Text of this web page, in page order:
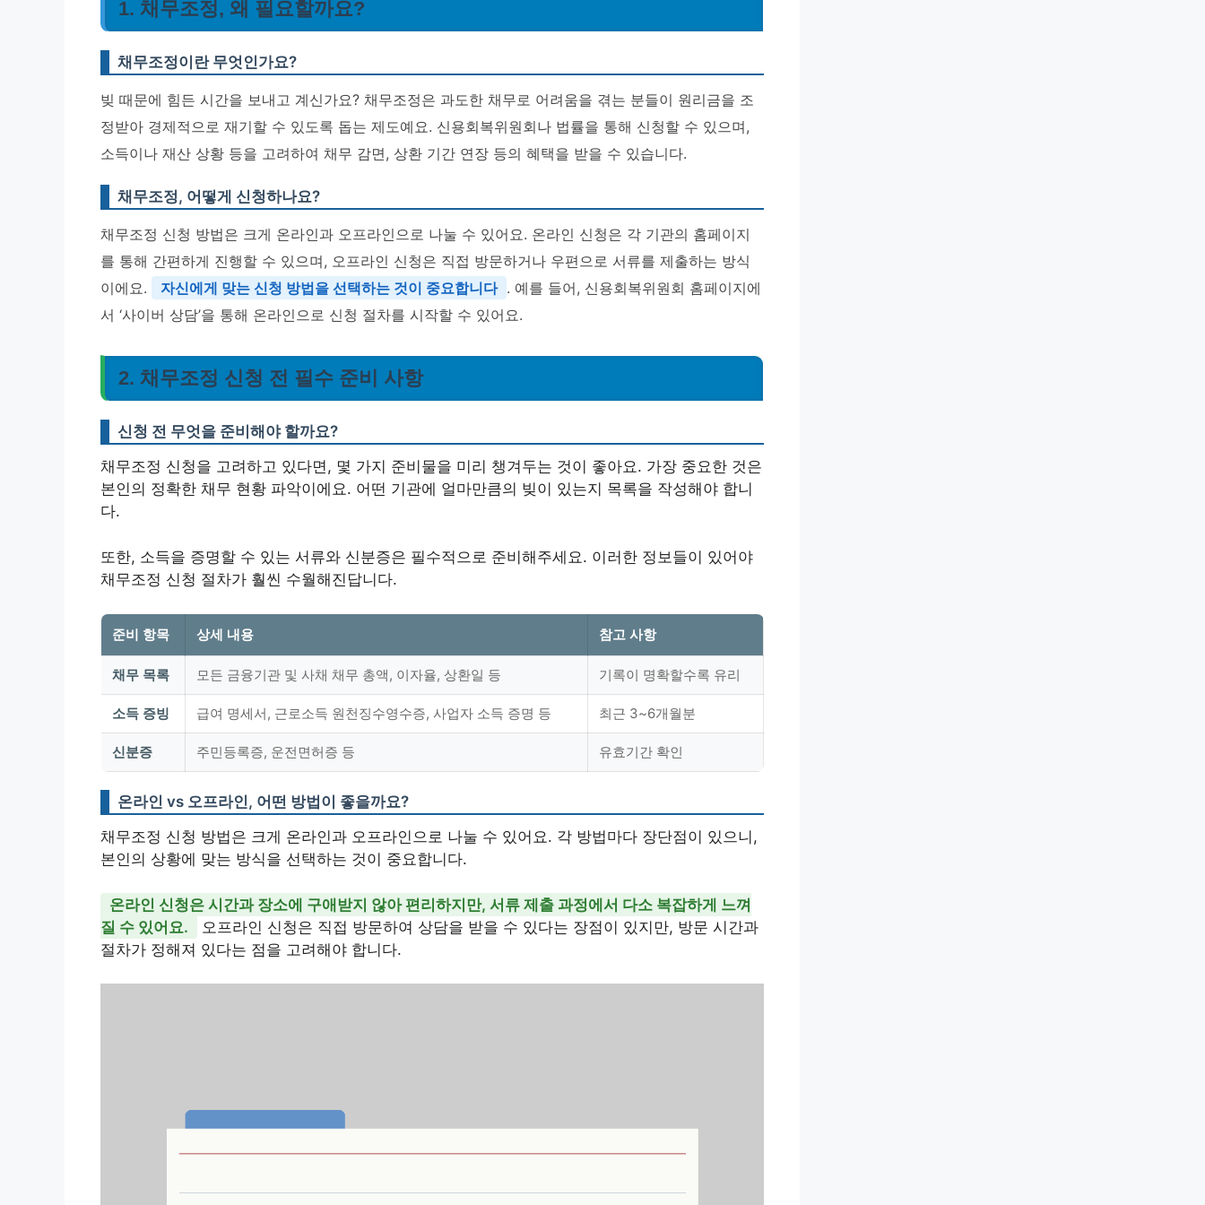
1. 채무조정, 왜 필요할까요?
채무조정이란 무엇인가요?
빚 때문에 힘든 시간을 보내고 계신가요? 채무조정은 과도한 채무로 어려움을 겪는 분들이 원리금을 조
정받아 경제적으로 재기할 수 있도록 돕는 제도예요. 신용회복위원회나 법률을 통해 신청할 수 있으며,
소득이나 재산 상황 등을 고려하여 채무 감면, 상환 기간 연장 등의 혜택을 받을 수 있습니다.
채무조정, 어떻게 신청하나요?
채무조정 신청 방법은 크게 온라인과 오프라인으로 나눌 수 있어요. 온라인 신청은 각 기관의 홈페이지
를 통해 간편하게 진행할 수 있으며, 오프라인 신청은 직접 방문하거나 우편으로 서류를 제출하는 방식
이에요.
자신에게 맞는 신청 방법을 선택하는 것이 중요합니다 . 예를 들어, 신용회복위원회 홈페이지에
서 ‘사이버 상담’을 통해 온라인으로 신청 절차를 시작할 수 있어요.
2. 채무조정 신청 전 필수 준비 사항
신청 전 무엇을 준비해야 할까요?
채무조정 신청을 고려하고 있다면, 몇 가지 준비물을 미리 챙겨두는 것이 좋아요. 가장 중요한 것은
본인의 정확한 채무 현황 파악이에요. 어떤 기관에 얼마만큼의 빚이 있는지 목록을 작성해야 합니
다.
또한, 소득을 증명할 수 있는 서류와 신분증은 필수적으로 준비해주세요. 이러한 정보들이 있어야
채무조정 신청 절차가 훨씬 수월해진답니다.
준비 항목 상세 내용 참고 사항
채무 목록 모든 금융기관 및 사채 채무 총액, 이자율, 상환일 등 기록이 명확할수록 유리
소득 증빙 급여 명세서, 근로소득 원천징수영수증, 사업자 소득 증명 등 최근 3~6개월분
신분증 주민등록증, 운전면허증 등 유효기간 확인
온라인 vs 오프라인, 어떤 방법이 좋을까요?
채무조정 신청 방법은 크게 온라인과 오프라인으로 나눌 수 있어요. 각 방법마다 장단점이 있으니,
본인의 상황에 맞는 방식을 선택하는 것이 중요합니다.
온라인 신청은 시간과 장소에 구애받지 않아 편리하지만, 서류 제출 과정에서 다소 복잡하게 느껴
질 수 있어요.
오프라인 신청은 직접 방문하여 상담을 받을 수 있다는 장점이 있지만, 방문 시간과
절차가 정해져 있다는 점을 고려해야 합니다.